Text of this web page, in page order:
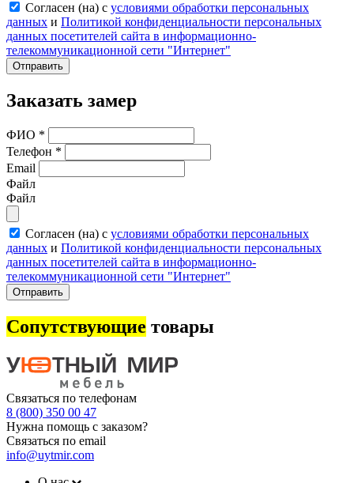
Согласен (на) с условиями обработки персональных
данных и Политикой конфиденциальности персональных
данных посетителей сайта в информационно-
телекоммуникационной сети "Интернет"
Отправить
Заказать замер
ФИО *
Телефон *
Email
Файл
Файл
Согласен (на) с условиями обработки персональных
данных и Политикой конфиденциальности персональных
данных посетителей сайта в информационно-
телекоммуникационной сети "Интернет"
Отправить
Сопутствующие товары
Связаться по телефонам
8 (800) 350 00 47
Нужна помощь с заказом?
Связаться по email
info@uytmir.com